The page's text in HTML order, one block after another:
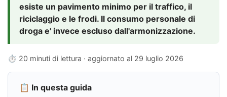
esiste un pavimento minimo per il traffico, il
riciclaggio e le frodi. Il consumo personale di
droga e' invece escluso dall'armonizzazione.
⏱ 20 minuti di lettura · aggiornato al 29 luglio 2026
📋 In questa guida